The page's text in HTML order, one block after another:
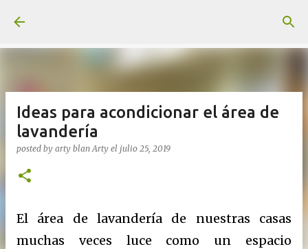
Ideas para acondicionar el área de
lavandería
posted by arty blanArty el julio 25, 2019
El área de lavandería de nuestras casas
muchas veces luce como un espacio